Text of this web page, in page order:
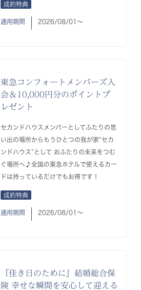
成約特典
適用期間 2026/08/01〜
東急コンフォートメンバーズ入
会＆10,000円分のポイントプ
レゼント
セカンドハウスメンバーとしてふたりの思
い出の場所からもうひとつの我が家“セカ
ンドハウス”として おふたりの未来をつむ
ぐ場所へ♪全国の東急ホテルで使えるカー
ドは持っているだけでもお得です！
成約特典
適用期間 2026/08/01〜
『佳き日のために』結婚総合保
険 幸せな瞬間を安心して迎える